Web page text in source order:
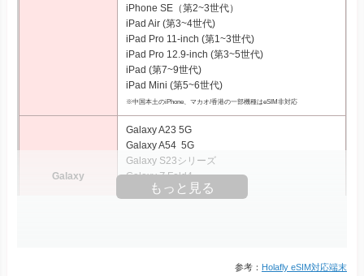
iPhone SE（第2~3世代）
iPad Air (第3~4世代)
iPad Pro 11‑inch (第1~3世代)
iPad Pro 12.9‑inch (第3~5世代)
iPad (第7~9世代)
iPad Mini (第5~6世代)
※中国本土のiPhone、マカオ/香港の一部機種はeSIM非対応
Galaxy
Galaxy A23 5G
Galaxy A54 5G
Galaxy S23シリーズ
Galaxy Z Fold4
Galaxy Z Fold5
もっと見る
参考： Holafly eSIM対応端末